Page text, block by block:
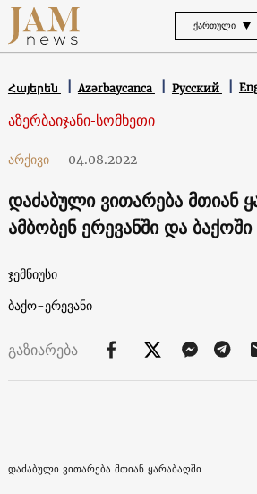
ᲥᲐᲠᲗᲣᲚᲘ
Հայերեն Azərbaycanca Русский
აზერბაიჯანი-სომხეთი
არქივი - 04.08.2022
დაძაბული ვითარება მთიან
ამბობენ ერევანში და ბაქოში
ჯემნიუსი
ბაქო-ერევანი
გაზიარება
დაძაბული ვითარება მთიან ყარაბაღში